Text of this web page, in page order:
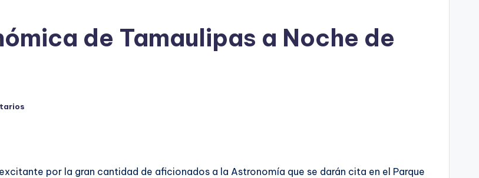
de Tamaulipas a Noche de
por la gran cantidad de aficionados a la Astronomía que se darán cita en el Parque